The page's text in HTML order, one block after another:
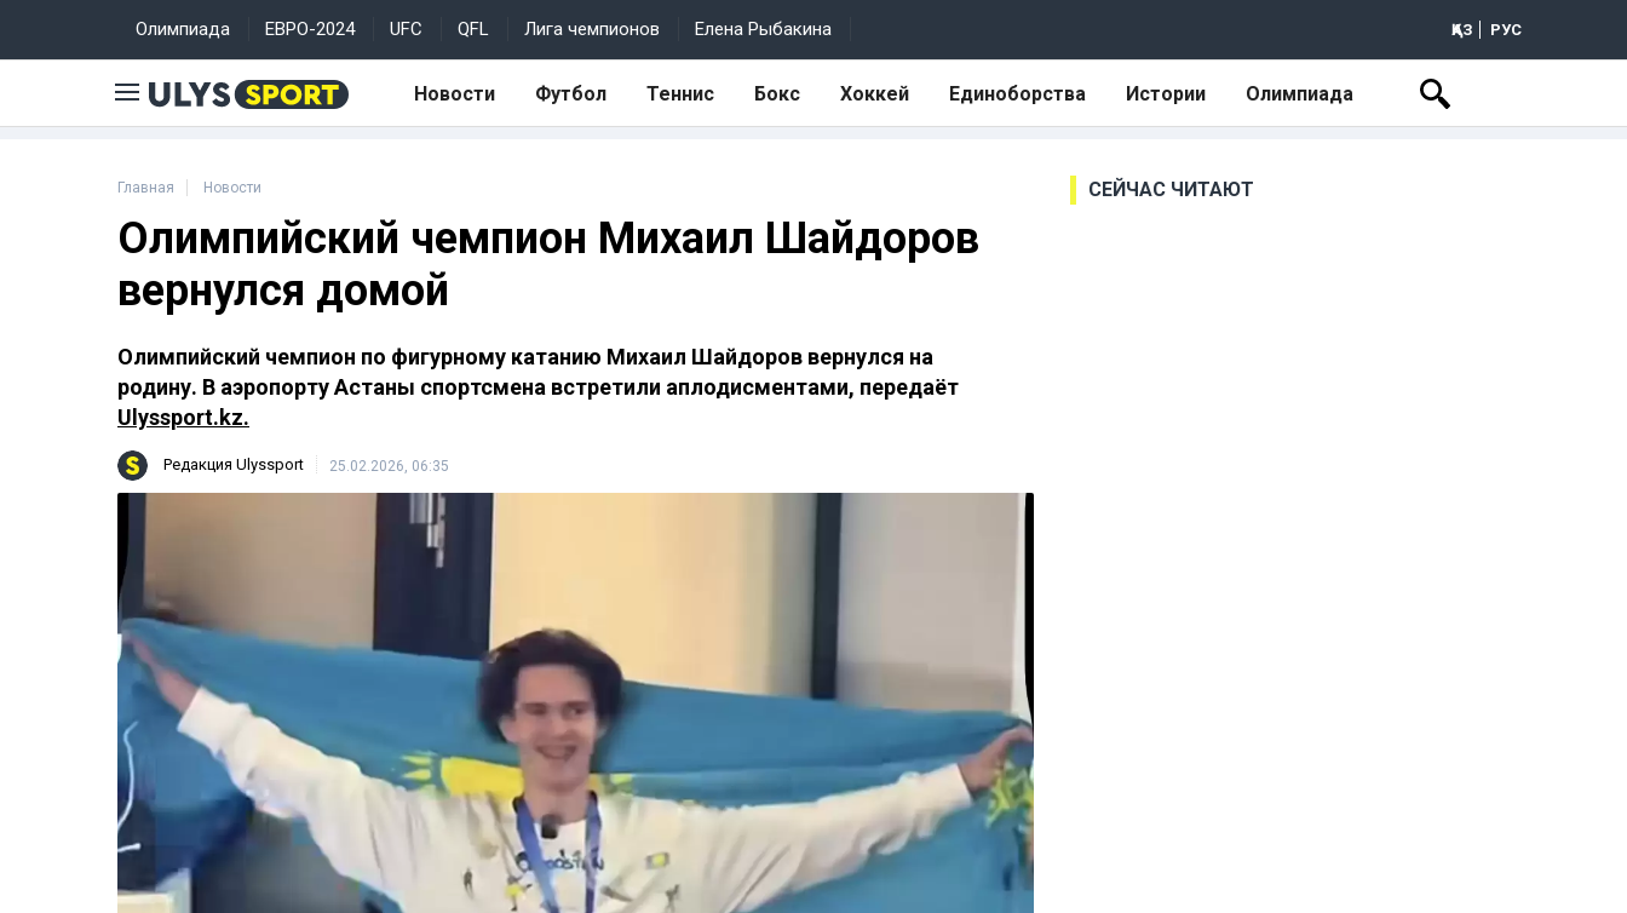
Олимпиада ЕВРО-2024 UFC QFL Лига чемпионов Елена Рыбакина ҚАЗ РУС
Новости Футбол Теннис Бокс Хоккей Единоборства Истории Олимпиада
Главная Новости
Олимпийский чемпион Михаил Шайдоров
вернулся домой
Олимпийский чемпион по фигурному катанию Михаил Шайдоров вернулся на
родину. В аэропорту Астаны спортсмена встретили аплодисментами, передаёт
Ulyssport.kz.
Редакция Ulyssport 25.02.2026, 06:35
СЕЙЧАС ЧИТАЮТ